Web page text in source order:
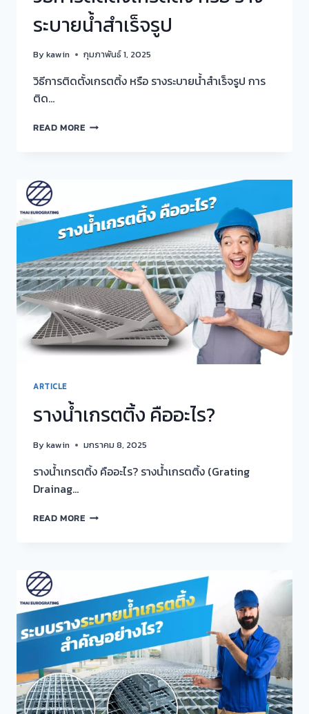
ระบายน้ำสำเร็จรูป
Bykawin กุมภาพันธ์ 1, 2025
วิธีการติดตั้งเกรตติ้ง หรือ รางระบายน้ำสำเร็จรูป การ
ติด…
READ MOREวิธี
ติ้ง
หรือ
ราง
ระบาย
น้ำ
สำเร็จรูป
ARTICLE
รางน้ำเกรตติ้ง คืออะไร?
Bykawin มกราคม 8, 2025
รางน้ำเกรตติ้ง คืออะไร? รางน้ำเกรตติ้ง (Grating
Drainag…
READ MOREราง
อะไร?